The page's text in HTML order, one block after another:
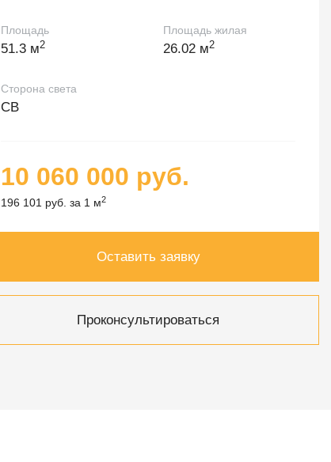
Площадь
51.3 м2
Площадь жилая
26.02 м2
Сторона света
СВ
10 060 000 руб.
196 101 руб. за 1 м2
Оставить заявку
Проконсультироваться